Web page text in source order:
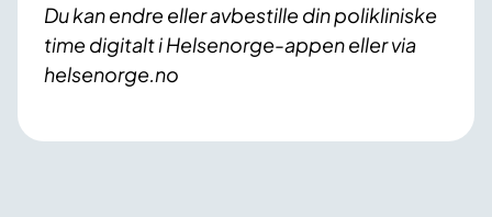
Du kan endre eller avbestille din polikliniske
time digitalt i Helsenorge-appen eller via
helsenorge.no